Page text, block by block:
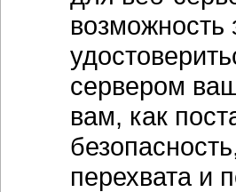
возможность
сервером
вам, как
перехвата и